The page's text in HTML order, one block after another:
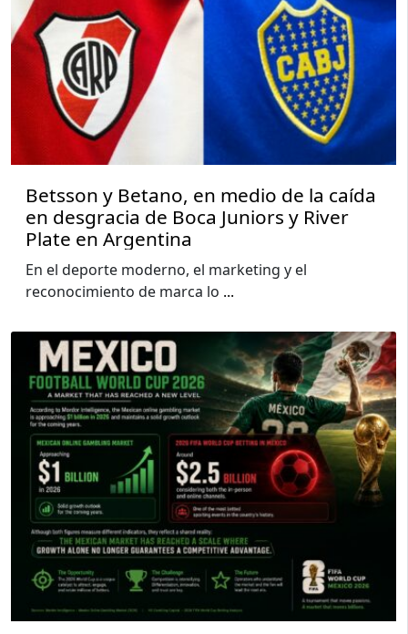
Betsson y Betano, en medio de la caída
en desgracia de Boca Juniors y River
Plate en Argentina
En el deporte moderno, el marketing y el
reconocimiento de marca lo ...